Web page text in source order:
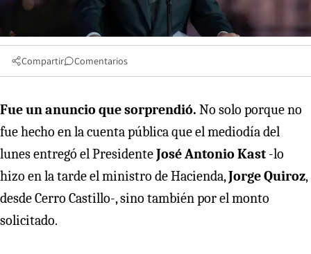
Compartir Comentarios
Fue un anuncio que sorprendió. No solo porque no
fue hecho en la cuenta pública que el mediodía del
lunes entregó el PresidenteJosé Antonio Kast -lo
hizo en la tarde el ministro de Hacienda,Jorge Quiroz,
desde Cerro Castillo-, sino también por el monto
solicitado.